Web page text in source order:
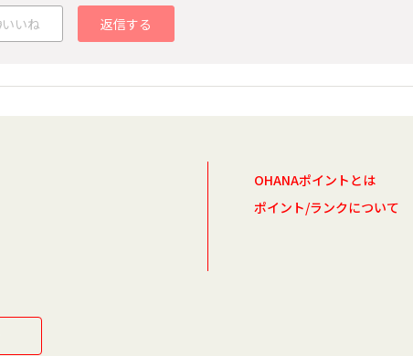
いいね 返信する
OHANAポイントとは
ポイント/ランクについて